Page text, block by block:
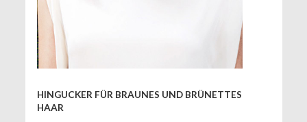
HINGUCKER FÜR BRAUNES UND BRÜNETTES
HAAR